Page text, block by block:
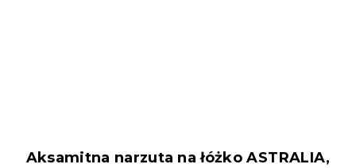
Aksamitna narzuta na łóżko ASTRALIA,